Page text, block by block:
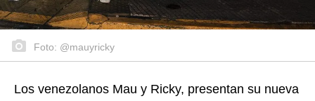
Foto: @mauyricky
Los venezolanos Mau y Ricky, presentan su nueva